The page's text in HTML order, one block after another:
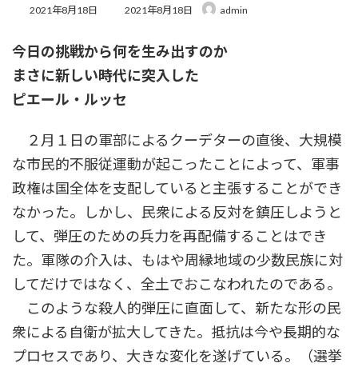
2021年8月18日
最
新
時
2021年8月18日 admin
今日の挑戦から何を生み出すのか
まさに新しい時代に突入した
ピエール・ルッセ
２月１日の軍部によるクーデターの直後、大規模
な市民的不服従運動が起こったことによって、軍事
政権は国全体を支配していると主張することができ
なかった。しかし、民衆による反対を鎮圧しようと
して、弾圧のための兵力を再配備することはでき
た。軍隊の介入は、もはや周縁地域の少数民族に対
してだけではなく、全土でおこなわれたのである。
このような殺人的弾圧に直面して、新たな形の民
衆による自衛が拡大してきた。抵抗は今や長期的な
プロセスであり、大きな変化を遂げている。（選挙